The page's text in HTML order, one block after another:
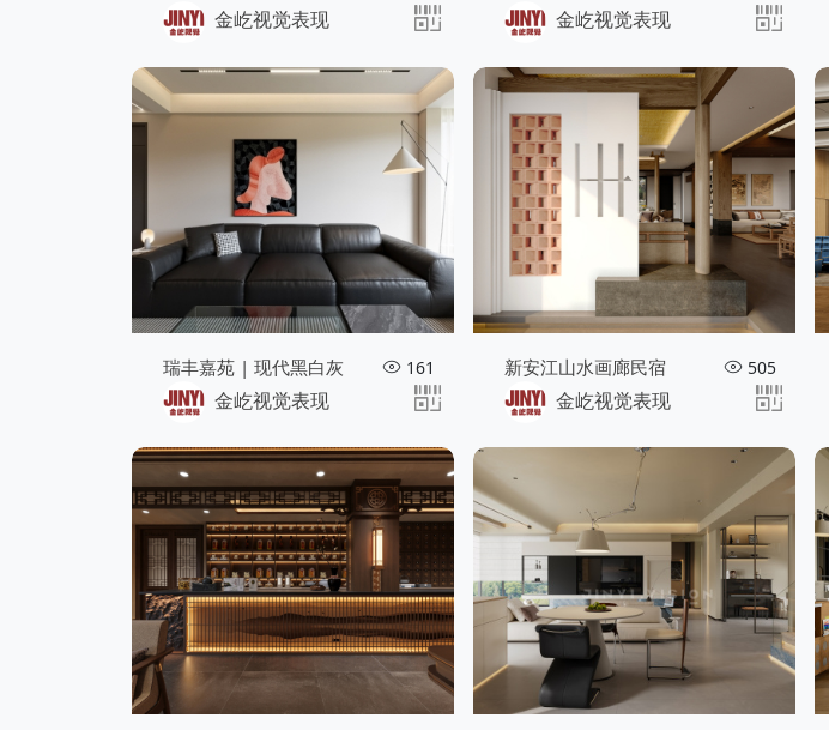
金屹视觉表现 金屹视觉表现
瑞丰嘉苑 | 现代黑白灰 161
金屹视觉表现
新安江山水画廊民宿 505
金屹视觉表现